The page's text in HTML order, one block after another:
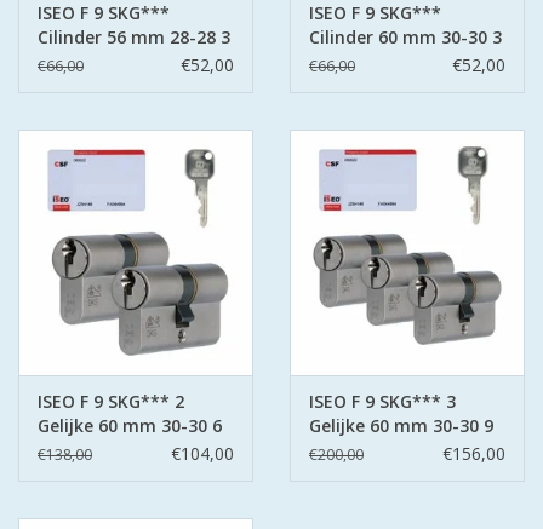
ISEO F 9 SKG***
Cilinder 56 mm 28-28 3
sleutels
€66,00 €52,00
ISEO F 9 SKG***
Cilinder 60 mm 30-30 3
sleutels
€66,00 €52,00
ISEO F 9 SKG*** 2
Gelijke 60 mm 30-30 6
sleutels
€138,00 €104,00
ISEO F 9 SKG*** 3
Gelijke 60 mm 30-30 9
sleutels
€200,00 €156,00